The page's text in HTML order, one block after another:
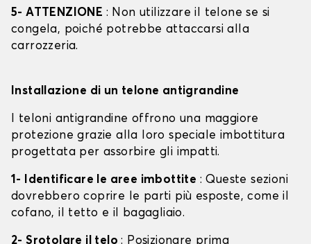
5- ATTENZIONE : Non utilizzare il telone se si
congela, poiché potrebbe attaccarsi alla
carrozzeria.
Installazione di un telone antigrandine
I teloni antigrandine offrono una maggiore
protezione grazie alla loro speciale imbottitura
progettata per assorbire gli impatti.
1- Identificare le aree imbottite : Queste sezioni
dovrebbero coprire le parti più esposte, come il
cofano, il tetto e il bagagliaio.
2- Srotolare il telo: Posizionare prima